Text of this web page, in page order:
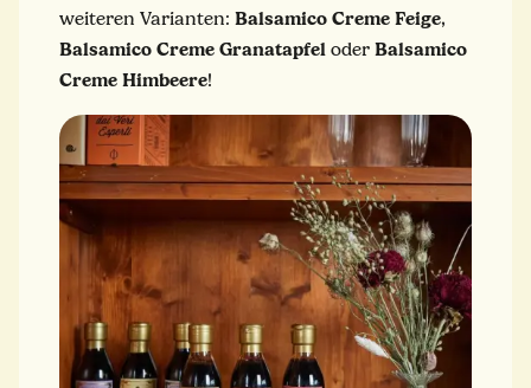
weiteren Varianten: Balsamico Creme Feige,
Balsamico Creme Granatapfel oder Balsamico
Creme Himbeere!